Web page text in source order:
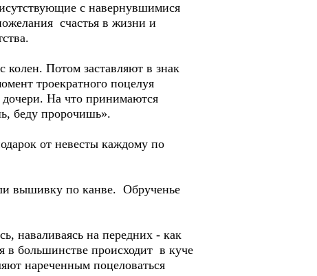
с навернувшимися
счастья в жизни и
Потом заставляют в знак
троекратного поцелуя
дочери. На что принимаются
беду пророчишь».
от невесты каждому по
вышивку по канве. Обрученье
наваливаясь на передних - как
в большинстве происходит в куче
нареченным поцеловаться